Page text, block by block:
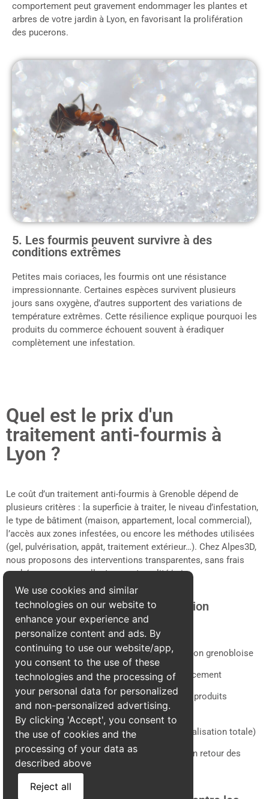
comportement peut gravement endommager les plantes et
arbres de votre jardin à Lyon, en favorisant la prolifération
des pucerons.
5. Les fourmis peuvent survivre à des
conditions extrêmes
Petites mais coriaces, les fourmis ont une résistance
impressionnante. Certaines espèces survivent plusieurs
jours sans oxygène, d’autres supportent des variations de
température extrêmes. Cette résilience explique pourquoi les
produits du commerce échouent souvent à éradiquer
complètement une infestation.
Quel est le prix d'un
traitement anti-fourmis à
Lyon ?
Le coût d’un traitement anti-fourmis à Grenoble dépend de
plusieurs critères : la superficie à traiter, le niveau d’infestation,
le type de bâtiment (maison, appartement, local commercial),
l’accès aux zones infestées, ou encore les méthodes utilisées
(gel, pulvérisation, appât, traitement extérieur…). Chez Alpes3D,
nous proposons des interventions transparentes, sans frais
cachés, avec un excellent rapport qualité/prix.
Ce que comprend chaque intervention
Chaque intervention d’Alpes3D inclut :
Ledéplacement dans toute l’agglomération grenobloise
L’analyse du type de nid et de son emplacement
Ladestruction complètedu nid avec des produits
professionnels agréés
Une garantie de résultat(retrait ou neutralisation totale)
Desconseils personnalisés
pour éviter un retour des
nuisibles
We use cookies and similar
technologies on our website to
enhance your experience and
personalize content and ads. By
continuing to use our website/app,
you consent to the use of these
technologies and the processing of
your personal data for personalized
and non-personalized advertising.
By clicking 'Accept', you consent to
the use of cookies and the
processing of your data as
described above
Reject all